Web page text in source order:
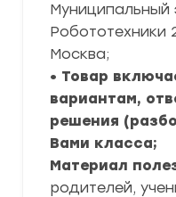
Робототехники
Москва;
• Товар
вариантам,
решения
Вами класса;
Материал
родителей,